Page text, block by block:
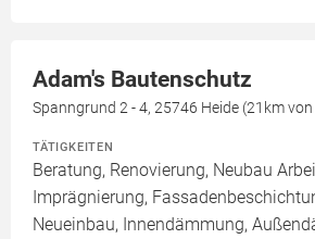
Adam's Bautenschutz
Spanngrund 2 - 4, 25746 Heide (21km
TÄTIGKEITEN
Beratung, Renovierung, Neubau
Imprägnierung,
Neueinbau, Innendämmung,